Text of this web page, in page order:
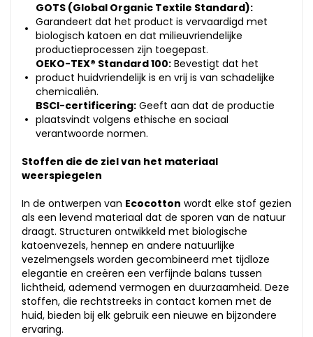
GOTS (Global Organic Textile Standard):
Garandeert dat het product is vervaardigd met
biologisch katoen en dat milieuvriendelijke
productieprocessen zijn toegepast.
OEKO-TEX® Standard 100: Bevestigt dat het
product huidvriendelijk is en vrij is van schadelijke
chemicaliën.
BSCI-certificering: Geeft aan dat de productie
plaatsvindt volgens ethische en sociaal
verantwoorde normen.
Stoffen die de ziel van het materiaal
weerspiegelen
In de ontwerpen van Ecocotton wordt elke stof gezien
als een levend materiaal dat de sporen van de natuur
draagt. Structuren ontwikkeld met biologische
katoenvezels, hennep en andere natuurlijke
vezelmengsels worden gecombineerd met tijdloze
elegantie en creëren een verfijnde balans tussen
lichtheid, ademend vermogen en duurzaamheid. Deze
stoffen, die rechtstreeks in contact komen met de
huid, bieden bij elk gebruik een nieuwe en bijzondere
ervaring.